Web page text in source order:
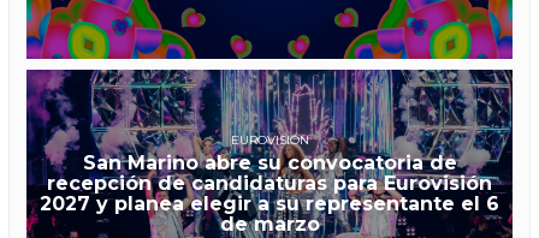
EUROVISIÓN
San Marino abre su convocatoria de
recepción de candidaturas para Eurovisión
2027 y planea elegir a su representante el 6
de marzo